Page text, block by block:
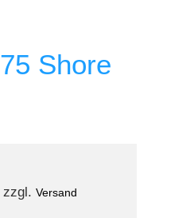
Shore
zzgl. Versand